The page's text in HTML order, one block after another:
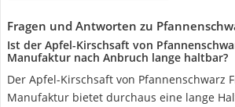
Fragen und Antworten zu
Ist der Apfel-Kirschsaft von
Manufaktur nach Anbruch lange haltbar?
Der Apfel-Kirschsaft von Pfannenschwarz
Manufaktur bietet durchaus eine lange